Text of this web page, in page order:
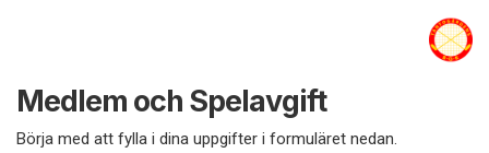
Medlem och Spelavgift
Börja med att fylla i dina uppgifter i formuläret nedan.